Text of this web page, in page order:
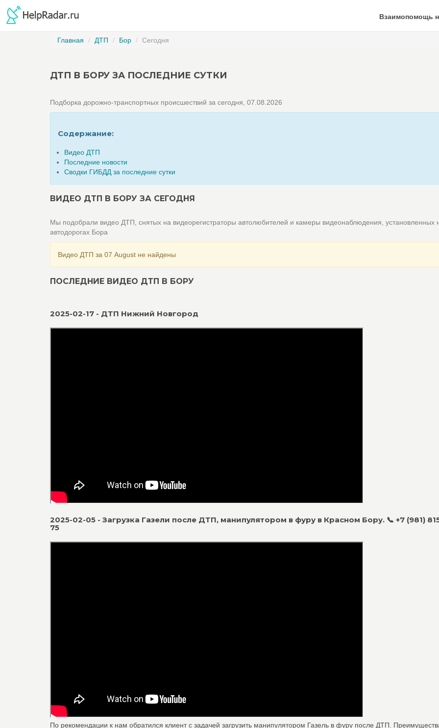
Взаимопомощь
Главная ДТП Бор Сегодня
ДТП В БОРУ ЗА ПОСЛЕДНИЕ СУТКИ
Подборка дорожно-транспортных происшествий за сегодня, 07.08.2026
Содержание:
Видео ДТП
Последние новости
Сводки ГИБДД за последние сутки
ВИДЕО ДТП В БОРУ ЗА СЕГОДНЯ
Мы подобрали видео ДТП, снятых на видеорегистраторы автолюбителей и камеры видеонаблюдения, установленных
автодорогах Бора
Видео ДТП за 07 August не найдены
ПОСЛЕДНИЕ ВИДЕО ДТП В БОРУ
2025-02-17 - ДТП Нижний Новгород
2025-02-05 - Загрузка Газели после ДТП, манипулятором в фуру в Красном Бору. 📞 +7 (981)
75
По рекомендации к нам обратился клиент с задачей загрузить манипулятором Газель в фуру после ДТП.